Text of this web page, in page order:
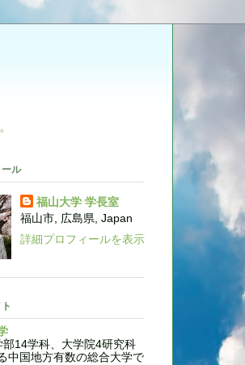
ル
福山大学 学長室
福山市, 広島県, Japan
詳細プロフィールを表示
14学科、大学院4研究科
中国地方有数の総合大学で